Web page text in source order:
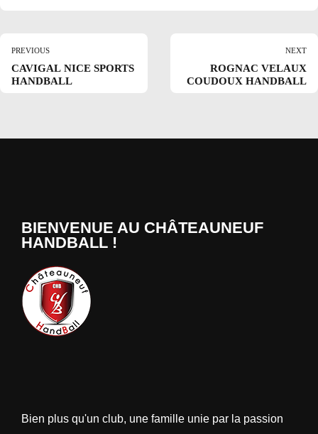
PREVIOUS
CAVIGAL NICE SPORTS
HANDBALL
NEXT
ROGNAC VELAUX
COUDOUX HANDBALL
BIENVENUE AU CHÂTEAUNEUF
HANDBALL !
Bien plus qu'un club, une famille unie par la passion